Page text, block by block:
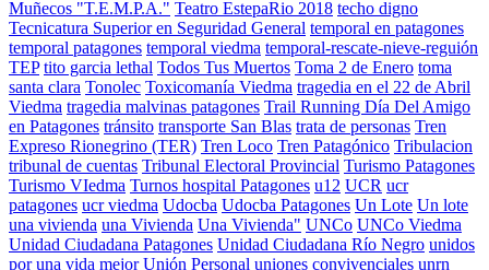
Muñecos "T.E.M.P.A." Teatro EstepaRio 2018 techo digno
Tecnicatura Superior en Seguridad General temporal en patagones
temporal patagones temporal viedma temporal-rescate-nieve-reguión
TEP tito garcia lethal Todos Tus Muertos Toma 2 de Enero toma
santa clara Tonolec Toxicomanía Viedma tragedia en el 22 de Abril
Viedma tragedia malvinas patagones Trail Running Día Del Amigo
en Patagones tránsito transporte San Blas trata de personas Tren
Expreso Rionegrino (TER) Tren Loco Tren Patagónico Tribulacion
tribunal de cuentas Tribunal Electoral Provincial Turismo Patagones
Turismo VIedma Turnos hospital Patagones u12 UCR ucr
patagones ucr viedma Udocba Udocba Patagones Un Lote Un lote
una vivienda una Vivienda Una Vivienda" UNCo UNCo Viedma
Unidad Ciudadana Patagones Unidad Ciudadana Río Negro unidos
por una vida mejor Unión Personal uniones convivenciales unrn